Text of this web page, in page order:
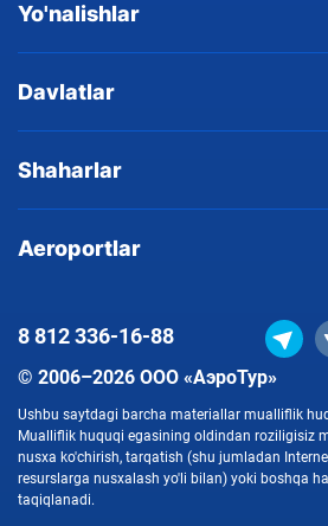
Yo'nalishlar
Davlatlar
Shaharlar
Aeroportlar
© 2006–2026 ООО «АэроТур»
Ushbu saytdagi barcha materiallar mualliflik
Mualliflik huquqi egasining oldindan roziligisiz
nusxa ko'chirish, tarqatish (shu jumladan
resurslarga nusxalash yo'li bilan) yoki boshqa
taqiqlanadi.
8 812336-16-88